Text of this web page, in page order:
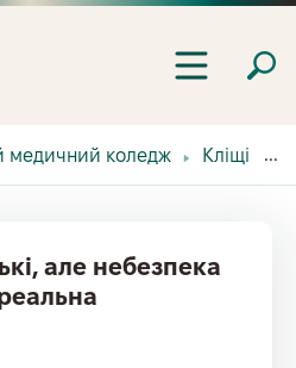
медичний коледж Кліщі —
але небезпека